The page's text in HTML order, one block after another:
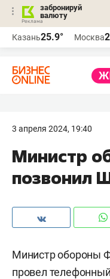
забронируй
валюту
Казань25.9° Москва
3 апреля 2024, 19:40
Министр
позвонил
Министр обороны
провел